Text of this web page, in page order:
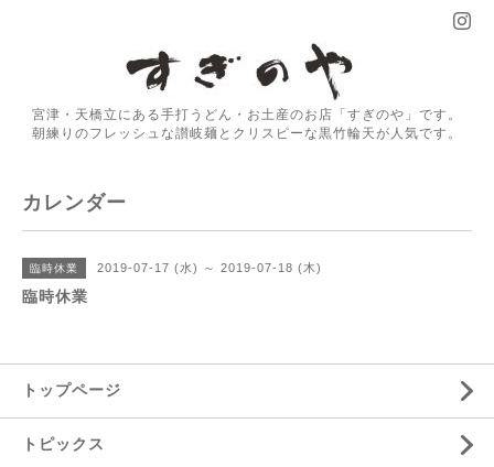
宮津・天橋立にある手打うどん・お土産のお店「すぎのや」です。
朝練りのフレッシュな讃岐麺とクリスピーな黒竹輪天が人気です。
カレンダー
臨時休業 2019-07-17 (水) ～ 2019-07-18 (木)
臨時休業
トップページ
トピックス